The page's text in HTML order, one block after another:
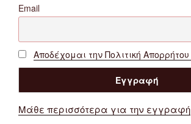
Email
Αποδέχομαι την Πολιτική Απορρήτου
Μάθε περισσότερα για την εγγραφή